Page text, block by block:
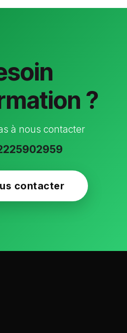
?
à nous contacter
contacter